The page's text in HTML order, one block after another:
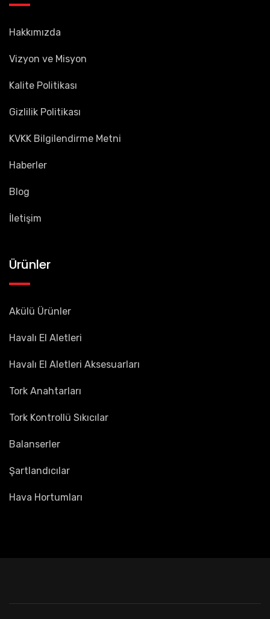
Hakkımızda
Vizyon ve Misyon
Kalite Politikası
Gizlilik Politikası
KVKK Bilgilendirme Metni
Haberler
Blog
İletişim
Ürünler
Akülü Ürünler
Havalı El Aletleri
Havalı El Aletleri Aksesuarları
Tork Anahtarları
Tork Kontrollü Sıkıcılar
Balanserler
Şartlandıcılar
Hava Hortumları